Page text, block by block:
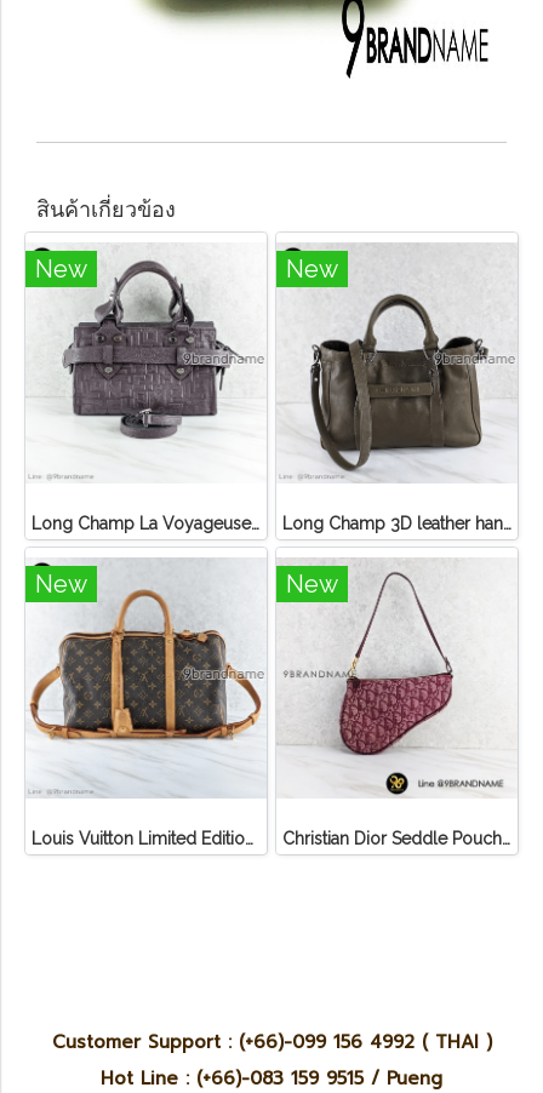
สินค้าเกี่ยวข้อง
New
Long Champ La Voyageuse Bag Leather
New
Long Champ 3D leather handbag
New
Louis Vuitton Limited Edition Monogram Canvas Sofia Coppola SC Bag
New
Christian Dior Seddle Pouch Accessory Hand Bag
Customer Support : (+66)-099 156 4992 ( THAI )
Hot Line : (+66)-083 159 9515 / Pueng